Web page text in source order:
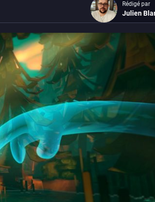
Rédigé par
Julien